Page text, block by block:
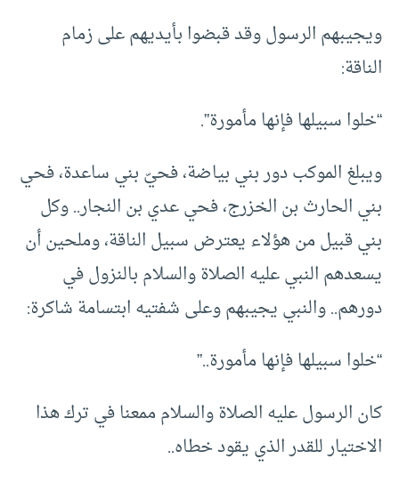
ويجيبهم الرسول وقد قبضوا بأيديهم على زمام
الناقة:
“خلوا سبيلها فإنها مأمورة”.
ويبلغ الموكب دور بني بياضة، فحيّ بني ساعدة، فحي
بني الحارث بن الخزرج، فحي عدي بن النجار.. وكل
بني قبيل من هؤلاء يعترض سبيل الناقة، وملحين أن
يسعدهم النبي عليه الصلاة والسلام بالنزول في
دورهم.. والنبي يجيبهم وعلى شفتيه ابتسامة شاكرة:
“خلوا سبيلها فإنها مأمورة..”
كان الرسول عليه الصلاة والسلام ممعنا في ترك هذا
الاختيار للقدر الذي يقود خطاه..